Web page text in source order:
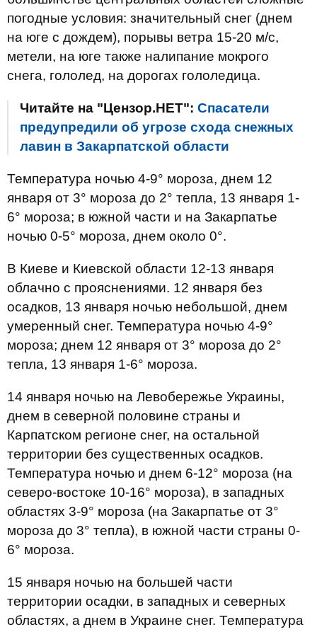
погодные условия: значительный снег (днем
на юге с дождем), порывы ветра 15-20 м/с,
метели, на юге также налипание мокрого
снега, гололед, на дорогах гололедица.
Читайте на "Цензор.НЕТ": Спасатели
предупредили об угрозе схода снежных
лавин в Закарпатской области
Температура ночью 4-9° мороза, днем ​​12
января от 3° мороза до 2° тепла, 13 января 1-
6° мороза; в южной части и на Закарпатье
ночью 0-5° мороза, днем ​​около 0°.
В Киеве и Киевской области 12-13 января
облачно с прояснениями. 12 января без
осадков, 13 января ночью небольшой, днем ​​
умеренный снег. Температура ночью 4-9°
мороза; днем 12 января от 3° мороза до 2°
тепла, 13 января 1-6° мороза.
14 января ночью на Левобережье Украины,
днем ​​в северной половине страны и
Карпатском регионе снег, на остальной
территории без существенных осадков.
Температура ночью и днем ​​6-12° мороза (на
северо-востоке 10-16° мороза), в западных
областях 3-9° мороза (на Закарпатье от 3°
мороза до 3° тепла), в южной части страны 0-
6° мороза.
15 января ночью на большей части
территории осадки, в западных и северных
областях, а днем ​​в Украине снег. Температура